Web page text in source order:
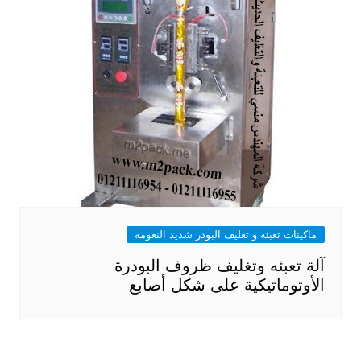
ماكينات تعبئة و تغليف البودر شديد النعومة
آلة تعبئه وتغليف ظروف البودرة
الأوتوماتيكية على شكل أصابع